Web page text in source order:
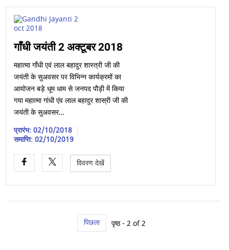
गाँधी जयंती 2 अक्टूबर 2018
महात्मा गाँधी एवं लाल बहादुर शास्त्री जी की
जयंती के सुअवसर पर विभिन्न कार्यक्रमों का
आयोजन बड़े धूम धाम से जनपद पौड़ी में किया
गया महात्मा गांधी एंव लाल बहादुर शास्री जी की
जयंती के सुअवसर…
प्रारंभ: 02/10/2018
समाप्ति: 02/10/2019
विवरण देखें
पिछला पृष्ठ - 2 of 2